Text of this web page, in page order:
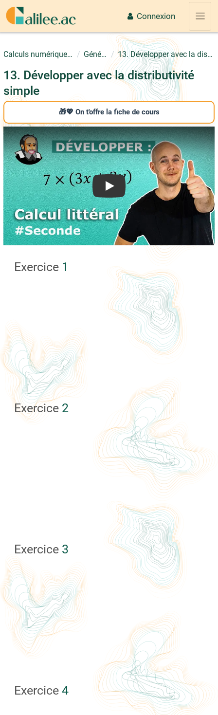
Passer au contenu principal
Connexion
Calculs numériques et littérals Généralités 13. Développer avec la distributivité simple
13. Développer avec la distributivité
simple
🎁💖 On t'offre la fiche de cours
Exercice 1
Exercice 2
Exercice 3
Exercice 4